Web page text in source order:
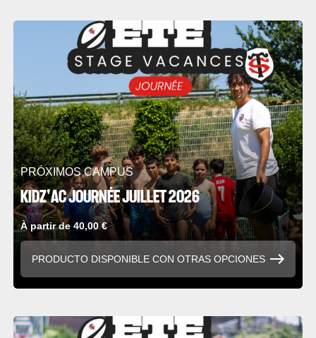
PRÓXIMOS CAMPUS
KIDZ'AC JOURNÉE JUILLET 2026
À partir de 40,00 €
PRODUCTO DISPONIBLE CON OTRAS OPCIONES